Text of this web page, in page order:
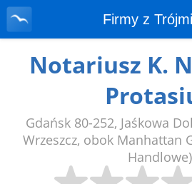
Firmy z
Notariusz K.
Gdańsk 80-252, Jaśkowa
Wrzeszcz, obok Manhattan
Handlowe)